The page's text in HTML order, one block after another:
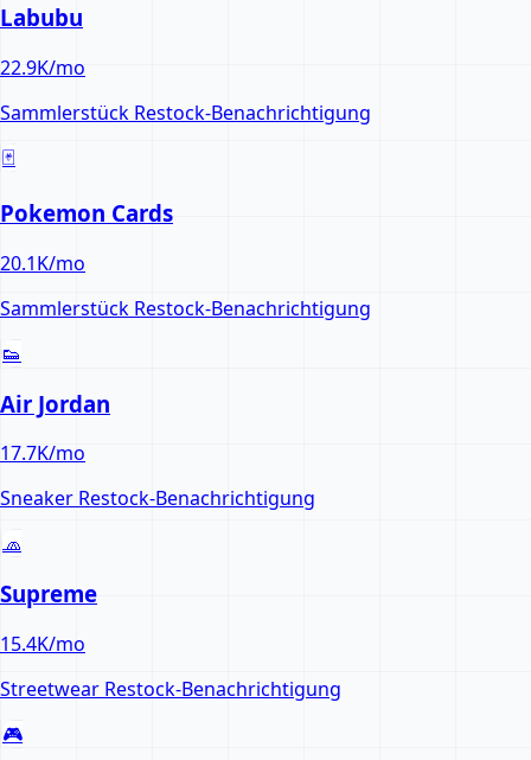
Labubu
22.9K/mo
Sammlerstück Restock-Benachrichtigung
🃏
Pokemon Cards
20.1K/mo
Sammlerstück Restock-Benachrichtigung
👟
Air Jordan
17.7K/mo
Sneaker Restock-Benachrichtigung
🧢
Supreme
15.4K/mo
Streetwear Restock-Benachrichtigung
🎮